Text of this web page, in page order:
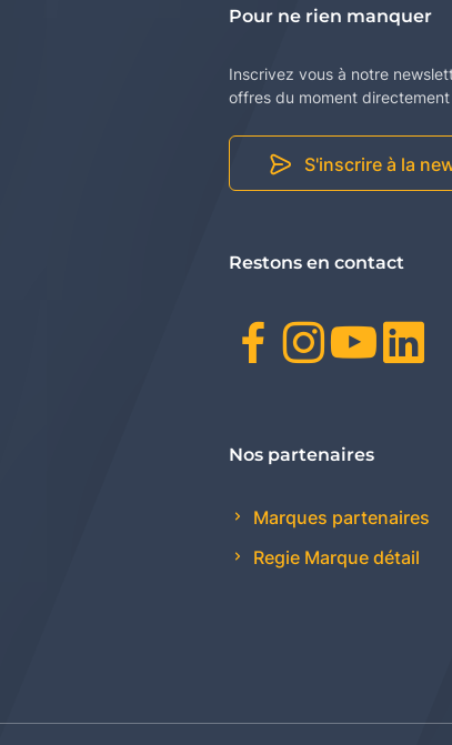
Pour ne rien manquer
Inscrivez vous à notre
offres du moment
S'inscrire à la
Restons en contact
Nos partenaires
Marques partenaires
Regie Marque détail